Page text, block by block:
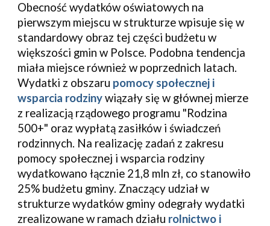
Obecność wydatków oświatowych na
pierwszym miejscu w strukturze wpisuje się w
standardowy obraz tej części budżetu w
większości gmin w Polsce. Podobna tendencja
miała miejsce również w poprzednich latach.
Wydatki z obszaru pomocy społecznej i
wsparcia rodziny wiązały się w głównej mierze
z realizacją rządowego programu "Rodzina
500+" oraz wypłatą zasiłków i świadczeń
rodzinnych. Na realizację zadań z zakresu
pomocy społecznej i wsparcia rodziny
wydatkowano łącznie 21,8 mln zł, co stanowiło
25% budżetu gminy. Znaczący udział w
strukturze wydatków gminy odegrały wydatki
zrealizowane w ramach działu rolnictwo i